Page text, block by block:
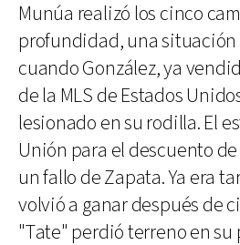
Munúa realizó los cinco
profundidad, una
cuando González, ya
de la MLS de Estados
lesionado en su rodilla. El
Unión para el descuento
un fallo de Zapata. Ya era
volvió a ganar después de
"Tate" perdió terreno en su